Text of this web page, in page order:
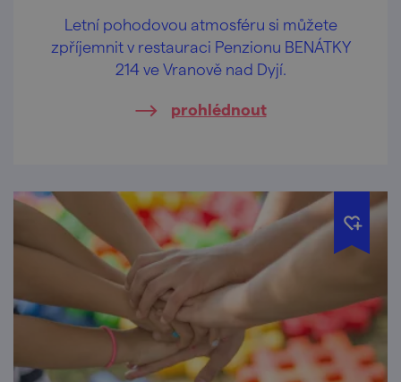
Letní pohodovou atmosféru si můžete
zpříjemnit v restauraci Penzionu BENÁTKY
214 ve Vranově nad Dyjí.
prohlédnout